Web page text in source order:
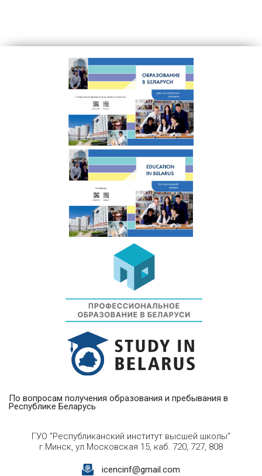
По вопросам получения образования и пребывания в
Республике Беларусь
ГУО "Республиканский институт высшей школы"
г.Минск, ул.Московская 15, каб. 720, 727, 808
icencinf@gmail.com